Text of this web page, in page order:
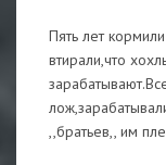
Пять лет
втирали,что
,,братьев,, им